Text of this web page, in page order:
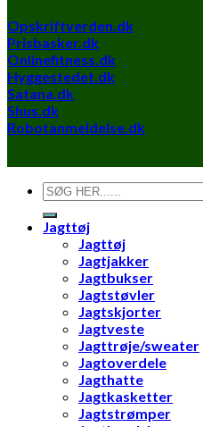
Opskriftverden.dk
Prisbasker.dk
Onlinefitness.dk
Hyggestedet.dk
Satana.dk
Shus.dk
Robotanmeldelse.dk
Søg
efter:
Jagttøj
Jagttøj
Jagtjakker
Jagtbukser
Jagtstøvler
Jagtskjorter
Jagtveste
Jagttrøje/sweater
Jagtoverdele
Jagthatte
Jagtkasketter
Jagtstrømper